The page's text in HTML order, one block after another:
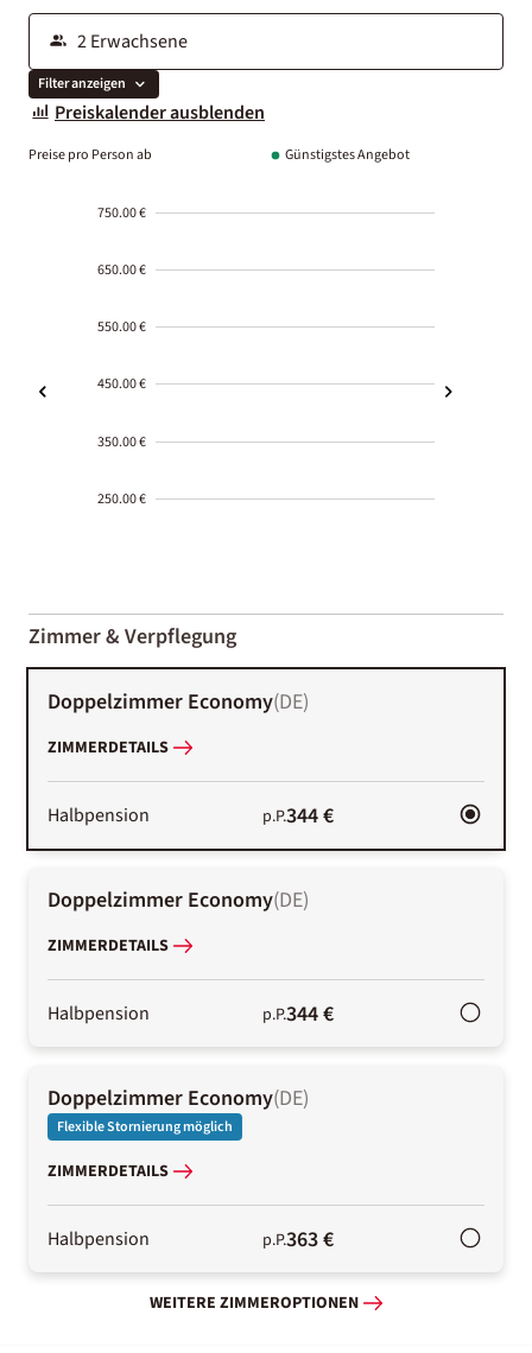
Filter anzeigen
Preiskalender ausblenden
Preise pro Person ab Günstigstes Angebot
750.00 €
650.00 €
550.00 €
450.00 €
350.00 €
250.00 €
01-02
Zimmer & Verpflegung
Doppelzimmer Economy(DE)
ZIMMERDETAILS
Halbpension p.P.344 €
Doppelzimmer Economy(DE)
ZIMMERDETAILS
Halbpension p.P.344 €
Doppelzimmer Economy(DE)
Flexible Stornierung möglich
ZIMMERDETAILS
Halbpension p.P.363 €
WEITERE ZIMMEROPTIONEN